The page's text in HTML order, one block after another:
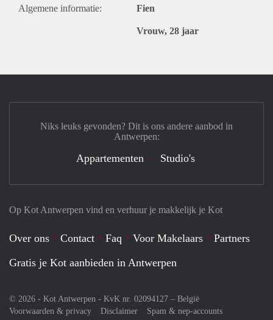
Algemene informatie: Fien
Vrouw, 28 jaar
Op Kot Antwerpen vind en verhuur je makkelijk je Kot
Over ons Contact Faq Voor Makelaars
Partners
Gratis je Kot aanbieden in Antwerpen
© 2026 - Kot Antwerpen - KvK nr. 02094127 – België
Voorwaarden & privacy
Disclaimer Spam & nep-accounts
Niks leuks gevonden? Dit is ons andere aanbod in
Antwerpen:
Appartementen Studio's